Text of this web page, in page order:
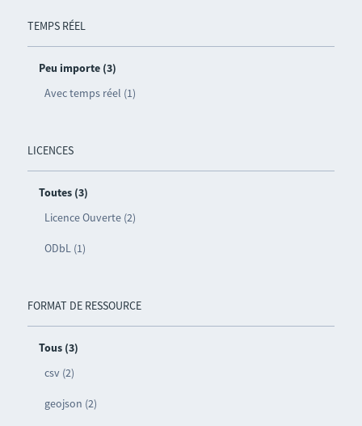
TEMPS RÉEL
Peu importe (3)
Avec temps réel (1)
LICENCES
Toutes (3)
Licence Ouverte (2)
ODbL (1)
FORMAT DE RESSOURCE
Tous (3)
csv (2)
geojson (2)